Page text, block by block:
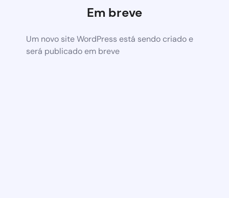
Em breve
Um novo site WordPress está sendo criado e
será publicado em breve